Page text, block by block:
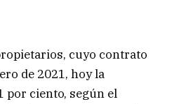
cuyo contrato
de 2021, hoy la
por ciento, según el